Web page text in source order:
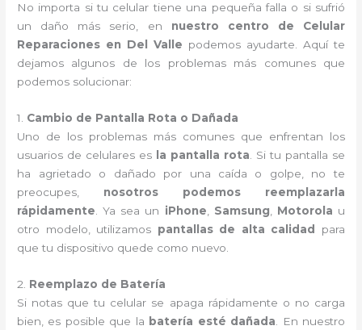
No importa si tu celular tiene una pequeña falla o si sufrió
un daño más serio, en nuestro centro de Celular
Reparaciones en Del Valle podemos ayudarte. Aquí te
dejamos algunos de los problemas más comunes que
podemos solucionar:
1. Cambio de Pantalla Rota o Dañada
Uno de los problemas más comunes que enfrentan los
usuarios de celulares es
la pantalla rota . Si tu pantalla se
ha agrietado o dañado por una caída o golpe, no te
preocupes, nosotros podemos reemplazarla
rápidamente . Ya sea un iPhone Samsung Motorola u
otro modelo, utilizamos pantallas de alta calidad
para
que tu dispositivo quede como nuevo.
2. Reemplazo de Batería
Si notas que tu celular se apaga rápidamente o no carga
bien, es posible que la batería esté dañada . En nuestro